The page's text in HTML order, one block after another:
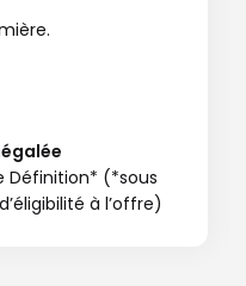
Définition* (*sous
à l’offre)